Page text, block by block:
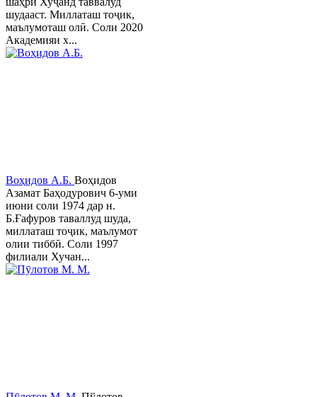
шудааст. Миллаташ тоҷик,
маълумоташ олӣ. Соли 2020
Академияи х...
Воҳидов А.Б. Воҳидов
Азамат Баҳодурович 6-уми
июни соли 1974 дар н.
Б.Ғафуров таваллуд шуда,
миллаташ тоҷик, маълумот
олии тиббӣ. Соли 1997
филиали Хучан...